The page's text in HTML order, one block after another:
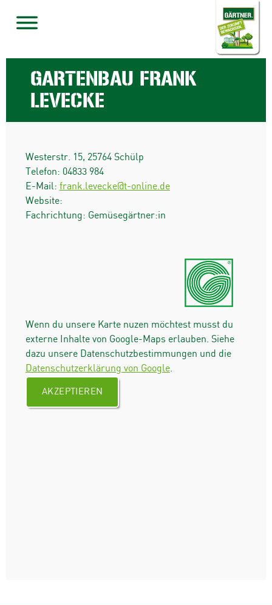
GARTENBAU FRANK
LEVECKE
Westerstr. 15, 25764 Schülp
Telefon: 04833 984
E-Mail: frank.levecke@t-online.de
Website:
Fachrichtung: Gemüsegärtner:in
Wenn du unsere Karte nuzen möchtest musst du
externe Inhalte von Google-Maps erlauben. Siehe
dazu unsere Datenschutzbestimmungen und die
Datenschutzerklärung von Google.
AKZEPTIEREN